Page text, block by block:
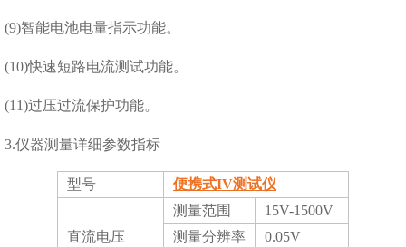
(9)智能电池电量指示功能。
(10)快速短路电流测试功能。
(11)过压过流保护功能。
3.仪器测量详细参数指标
型号 便携式IV测试仪
直流电压
测量范围
15V-1500V
测量分辨率
0.05V